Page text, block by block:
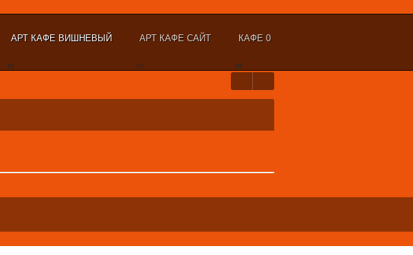
АРТ КАФЕ ВИШНЕВЫЙ
nt
АРТ КАФЕ САЙТ
nt
КАФЕ 0
nt